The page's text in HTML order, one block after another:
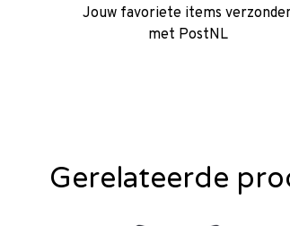
Jouw favoriete items
met PostNL
Gerelateerde